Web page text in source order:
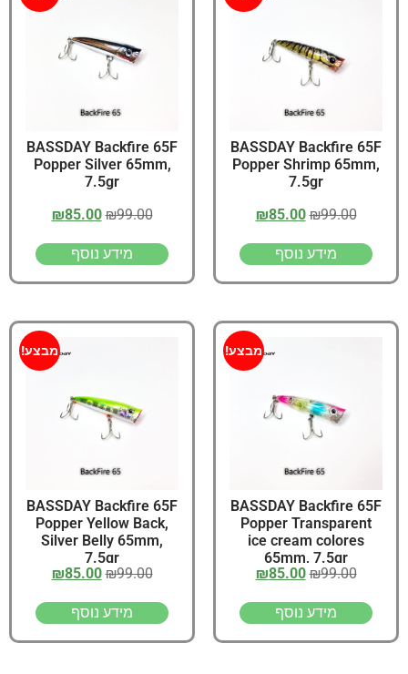
BASSDAY Backfire 65F
Popper Shrimp 65mm,
7.5gr
₪99.00
₪85.00
מידע נוסף
BASSDAY Backfire 65F
Popper Silver 65mm,
7.5gr
₪99.00
₪85.00
מידע נוסף
מבצע!
BASSDAY Backfire 65F
Popper Transparent
ice cream colores
65mm, 7.5gr
₪99.00
₪85.00
מידע נוסף
מבצע!
BASSDAY Backfire 65F
Popper Yellow Back,
Silver Belly 65mm,
7.5gr
₪99.00
₪85.00
מידע נוסף